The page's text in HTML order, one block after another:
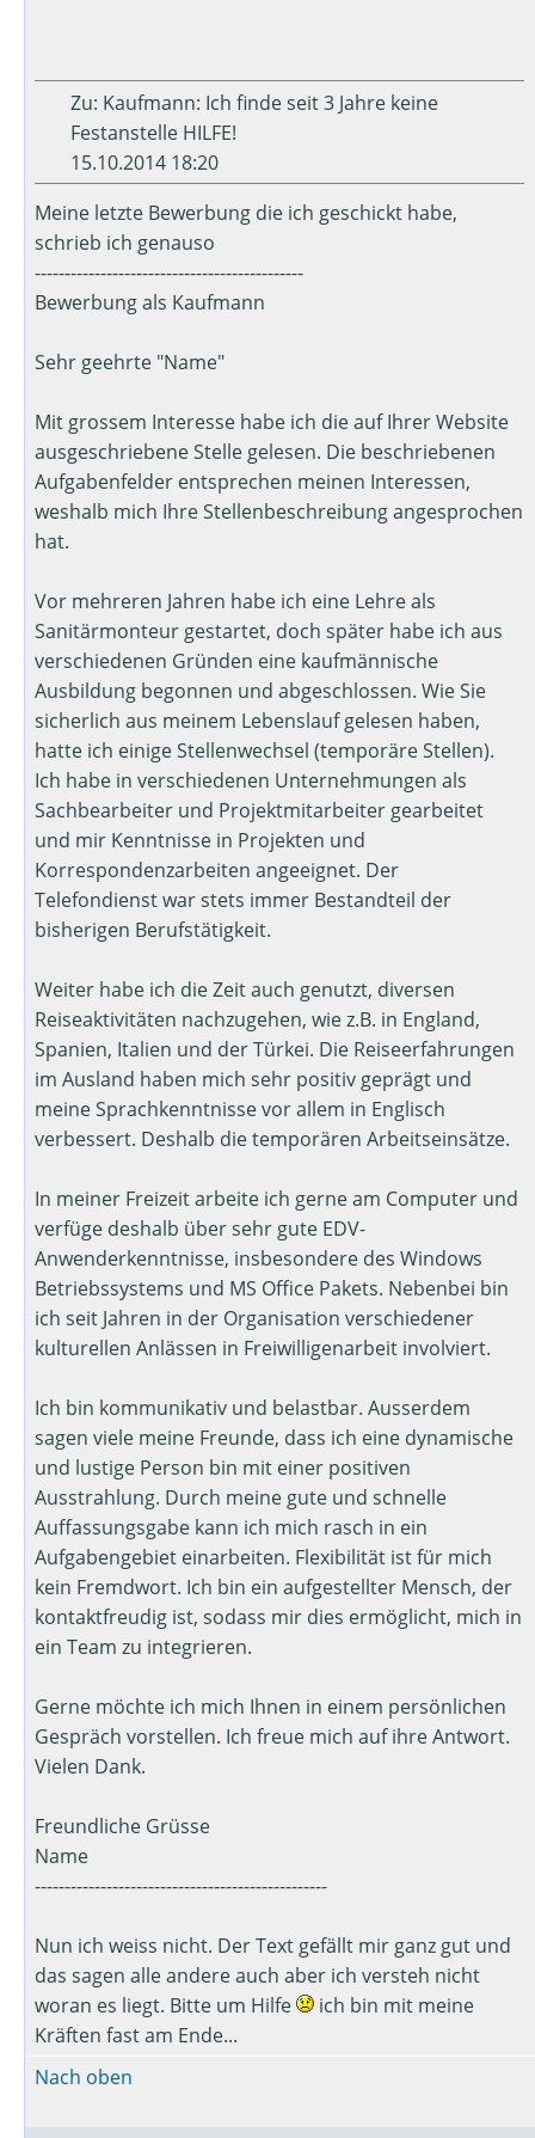
Zu: Kaufmann: Ich finde seit 3 Jahre keine
Festanstelle HILFE!
15.10.2014 18:20
Meine letzte Bewerbung die ich geschickt habe,
schrieb ich genauso
---------------------------------------------
Bewerbung als Kaufmann
Sehr geehrte "Name"
Mit grossem Interesse habe ich die auf Ihrer Website
ausgeschriebene Stelle gelesen. Die beschriebenen
Aufgabenfelder entsprechen meinen Interessen,
weshalb mich Ihre Stellenbeschreibung angesprochen
hat.
Vor mehreren Jahren habe ich eine Lehre als
Sanitärmonteur gestartet, doch später habe ich aus
verschiedenen Gründen eine kaufmännische
Ausbildung begonnen und abgeschlossen. Wie Sie
sicherlich aus meinem Lebenslauf gelesen haben,
hatte ich einige Stellenwechsel (temporäre Stellen).
Ich habe in verschiedenen Unternehmungen als
Sachbearbeiter und Projektmitarbeiter gearbeitet
und mir Kenntnisse in Projekten und
Korrespondenzarbeiten angeeignet. Der
Telefondienst war stets immer Bestandteil der
bisherigen Berufstätigkeit.
Weiter habe ich die Zeit auch genutzt, diversen
Reiseaktivitäten nachzugehen, wie z.B. in England,
Spanien, Italien und der Türkei. Die Reiseerfahrungen
im Ausland haben mich sehr positiv geprägt und
meine Sprachkenntnisse vor allem in Englisch
verbessert. Deshalb die temporären Arbeitseinsätze.
In meiner Freizeit arbeite ich gerne am Computer und
verfüge deshalb über sehr gute EDV-
Anwenderkenntnisse, insbesondere des Windows
Betriebssystems und MS Office Pakets. Nebenbei bin
ich seit Jahren in der Organisation verschiedener
kulturellen Anlässen in Freiwilligenarbeit involviert.
Ich bin kommunikativ und belastbar. Ausserdem
sagen viele meine Freunde, dass ich eine dynamische
und lustige Person bin mit einer positiven
Ausstrahlung. Durch meine gute und schnelle
Auffassungsgabe kann ich mich rasch in ein
Aufgabengebiet einarbeiten. Flexibilität ist für mich
kein Fremdwort. Ich bin ein aufgestellter Mensch, der
kontaktfreudig ist, sodass mir dies ermöglicht, mich in
ein Team zu integrieren.
Gerne möchte ich mich Ihnen in einem persönlichen
Gespräch vorstellen. Ich freue mich auf ihre Antwort.
Vielen Dank.
Freundliche Grüsse
Name
-------------------------------------------------
Nun ich weiss nicht. Der Text gefällt mir ganz gut und
das sagen alle andere auch aber ich versteh nicht
woran es liegt. Bitte um Hilfe
ich bin mit meine
Kräften fast am Ende...
Nach oben